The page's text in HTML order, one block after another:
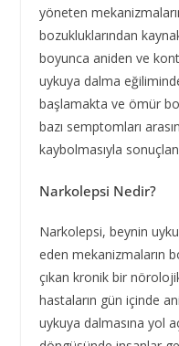
yöneten
bozukluklarından
boyunca aniden ve
uykuya dalma
başlamakta ve ömür
bazı semptomları
kaybolmasıyla
Narkolepsi Nedir?
Narkolepsi, beynin
eden mekanizmaların
çıkan kronik bir
hastaların gün içinde
uykuya dalmasına yol